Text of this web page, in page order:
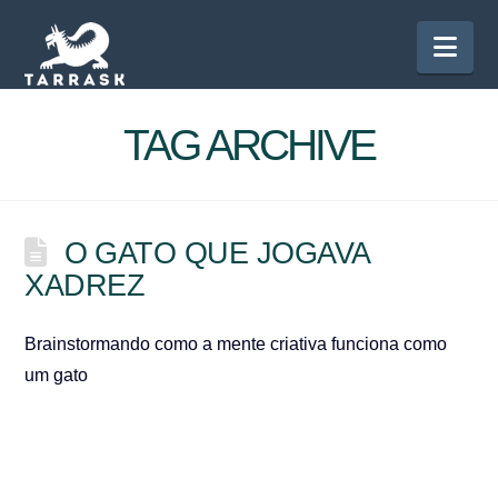
TAG ARCHIVE
O GATO QUE JOGAVA
XADREZ
Brainstormando como a mente criativa funciona como
um gato